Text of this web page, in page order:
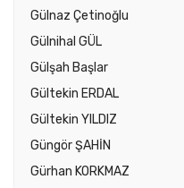
Gülnaz Çetinoğlu
Gülnihal GÜL
Gülşah Başlar
Gültekin ERDAL
Gültekin YILDIZ
Güngör ŞAHİN
Gürhan KORKMAZ